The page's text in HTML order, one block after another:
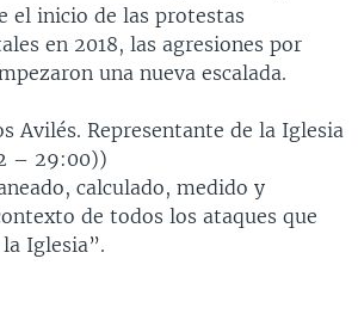
el inicio de las protestas
en 2018, las agresiones por
una nueva escalada.
Avilés. Representante de la Iglesia
– 29:00))
calculado, medido y
de todos los ataques que
Iglesia”.